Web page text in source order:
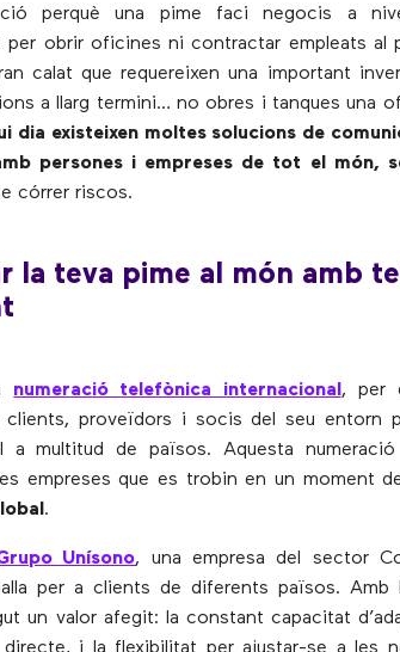
perquè una pime faci negocis a
per obrir oficines ni contractar empleats al
calat que requereixen una important
a llarg termini… no obres i tanques una
dia existeixen moltes solucions de
persones i empreses de tot el món,
córrer riscos.
la teva pime al món amb
numeració telefònica internacional , per
clients, proveïdors i socis del seu entorn
a multitud de països. Aquesta
empreses que es trobin en un moment
.
Unísono, una empresa del sector
per a clients de diferents països. Amb
un valor afegit: la constant capacitat